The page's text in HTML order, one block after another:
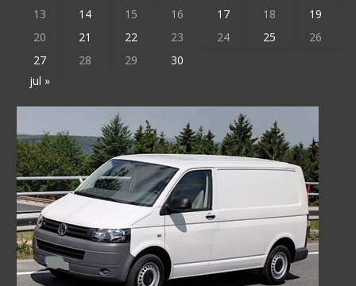
13
14 15 16 17 18
19
20
21 22 23 24 25
26
27
28 29
30
jul »